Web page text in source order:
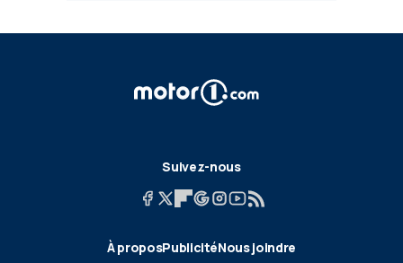
Suivez-nous
À proposPublicitéNous joindre